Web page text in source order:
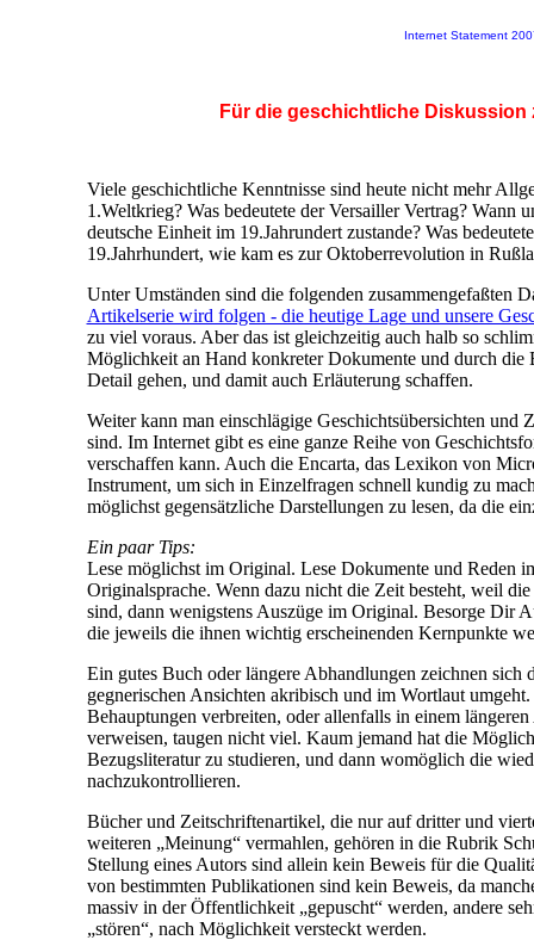
Internet Statement
Für die geschichtliche Diskussion
Viele geschichtliche Kenntnisse sind heute nicht mehr
1.Weltkrieg? Was bedeutete der Versailler Vertrag? Wann
deutsche Einheit im 19.Jahrundert zustande? Was
19.Jahrhundert, wie kam es zur Oktoberrevolution in
Unter Umständen sind die folgenden zusammengefaßten
Artikelserie wird folgen - die heutige Lage und unsere
zu viel voraus. Aber das ist gleichzeitig auch halb so
Möglichkeit an Hand konkreter Dokumente und durch die
Detail gehen, und damit auch Erläuterung schaffen.
Weiter kann man einschlägige Geschichtsübersichten
sind. Im Internet gibt es eine ganze Reihe von
verschaffen kann. Auch die Encarta, das Lexikon von
Instrument, um sich in Einzelfragen schnell kundig zu
möglichst gegensätzliche Darstellungen zu lesen, da die
Ein paar Tips:
Lese möglichst im Original. Lese Dokumente und Reden
Originalsprache. Wenn dazu nicht die Zeit besteht, weil
sind, dann wenigstens Auszüge im Original. Besorge Dir
die jeweils die ihnen wichtig erscheinenden Kernpunkte
Ein gutes Buch oder längere Abhandlungen zeichnen sich
gegnerischen Ansichten akribisch und im Wortlaut
Behauptungen verbreiten, oder allenfalls in einem
verweisen, taugen nicht viel. Kaum jemand hat die
Bezugsliteratur zu studieren, und dann womöglich die
nachzukontrollieren.
Bücher und Zeitschriftenartikel, die nur auf dritter und
weiteren „Meinung“ vermahlen, gehören in die Rubrik
Stellung eines Autors sind allein kein Beweis für die
von bestimmten Publikationen sind kein Beweis, da
massiv in der Öffentlichkeit „gepuscht“ werden, andere
„stören“, nach Möglichkeit versteckt werden.